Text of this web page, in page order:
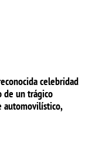
celebridad
de un trágico
automovilístico,